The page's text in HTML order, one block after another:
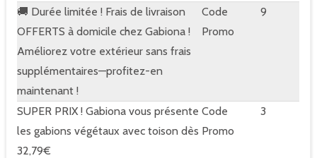
🚚 Durée limitée ! Frais de livraison
OFFERTS à domicile chez Gabiona !
Améliorez votre extérieur sans frais
supplémentaires—profitez-en
maintenant !
Code
Promo
9
SUPER PRIX ! Gabiona vous présente
les gabions végétaux avec toison dès
32,79€
Code
Promo
3